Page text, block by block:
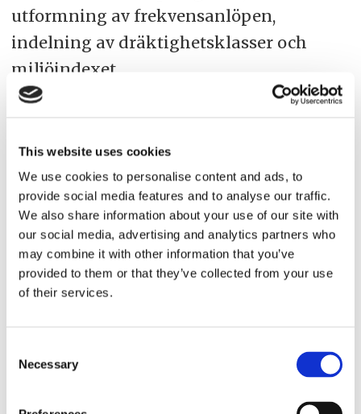
This website uses cookies
We use cookies to personalise content and ads, to
provide social media features and to analyse our traffic.
We also share information about your use of our site with
our social media, advertising and analytics partners who
may combine it with other information that you’ve
provided to them or that they’ve collected from your use
of their services.
Selection
Necessary
utformning av frekvensanlöpen,
indelning av dräktighetsklasser och
miljöindexet.
Trollhätte kanal, Vänern och Mälaren
samt att avskaffa undantag för
transporter mellan hamnar belägna i
området Brofjorden/Göteborg/Vänern.
katarina norén